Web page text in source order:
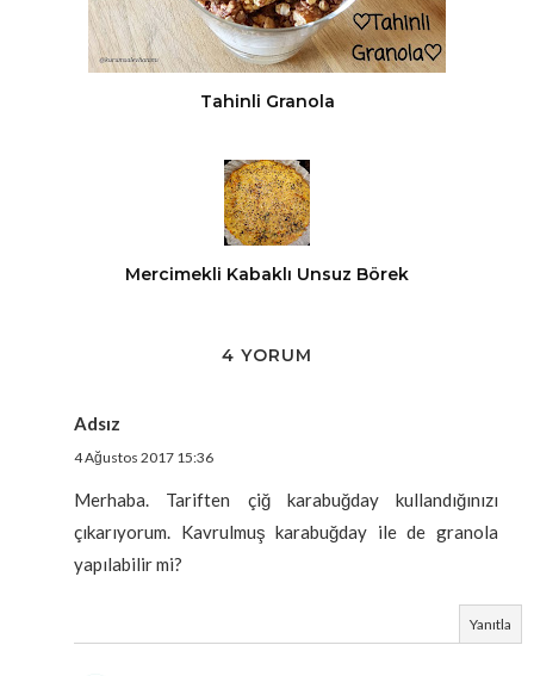
Tahinli Granola
Mercimekli Kabaklı Unsuz Börek
4 YORUM
Adsız
4 Ağustos 2017 15:36
Merhaba. Tariften çiğ karabuğday kullandığınızı
çıkarıyorum. Kavrulmuş karabuğday ile de granola
yapılabilir mi?
Yanıtla